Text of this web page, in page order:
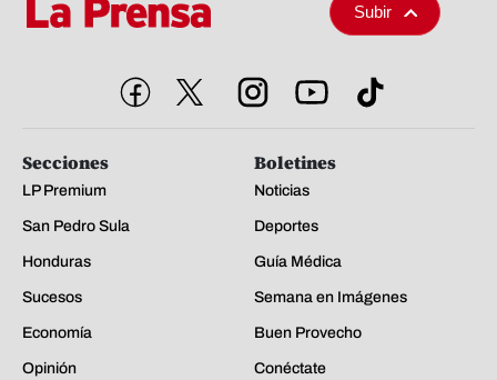
Subir
Secciones
LP Premium
San Pedro Sula
Honduras
Sucesos
Economía
Opinión
Boletines
Noticias
Deportes
Guía Médica
Semana en Imágenes
Buen Provecho
Conéctate